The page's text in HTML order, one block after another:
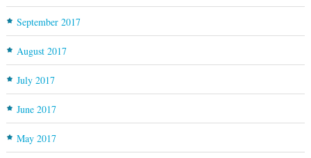
September 2017
August 2017
July 2017
June 2017
May 2017